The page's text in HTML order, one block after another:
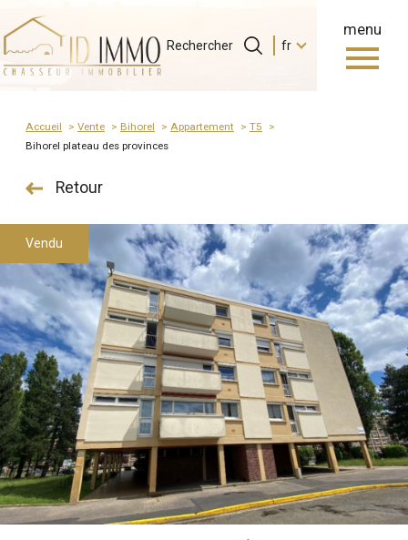
menu
Rechercher
fr
Accueil Rechercher
0
Langue
fr
Accueil Vente Bihorel Appartement
T5
bihorel plateau des provinces
Retour
Vendu